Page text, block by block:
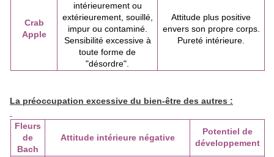
Crab
Apple
intérieurement ou
extérieurement, souillé,
impur ou contaminé.
Sensibilité excessive à
toute forme de
"désordre".
Attitude plus positive
envers son propre corps.
Pureté intérieure.
La préoccupation excessive du bien-être des autres :
Fleurs
de
Bach
Attitude intérieure négative
Potentiel de
développement